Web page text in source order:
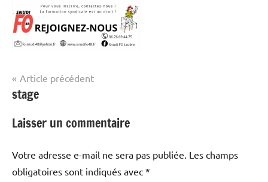
Navigation
de
l’article
Article précédent
stage
Laisser un commentaire
Votre adresse e-mail ne sera pas publiée. Les champs
obligatoires sont indiqués avec *